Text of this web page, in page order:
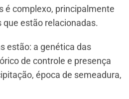
é complexo, principalmente
estão relacionadas.
estão: a genética das
de controle e presença
época de semeadura,